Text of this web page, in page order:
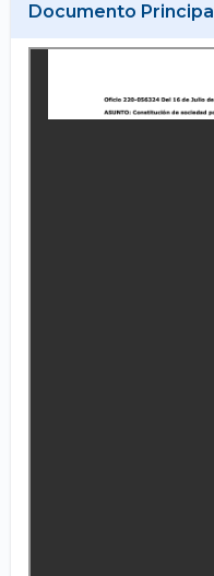
Documento Principal